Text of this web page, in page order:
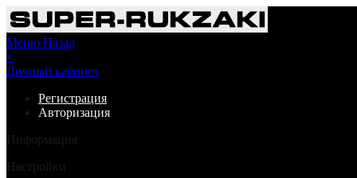
Меню Назад
×
Личный кабинет
Регистрация
Авторизация
Информация
Настройки